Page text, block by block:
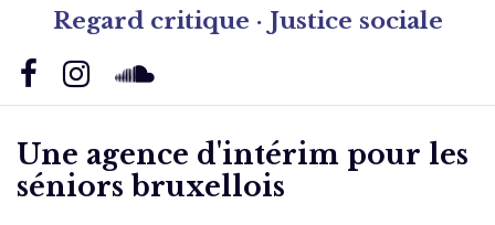
Regard critique · Justice sociale
Une agence d'intérim pour les
séniors bruxellois